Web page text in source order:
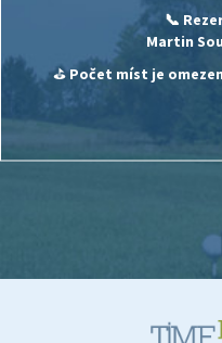
📞
Martin
⛳Počet míst je